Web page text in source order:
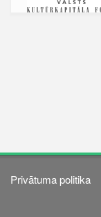
Privātuma politika